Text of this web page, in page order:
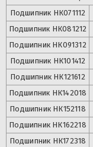
Подшипник НК071112
Подшипник НК081212
Подшипник НК091312
Подшипник НК101412
Подшипник НК121612
Подшипник НК142018
Подшипник НК152118
Подшипник НК162218
Подшипник НК172318